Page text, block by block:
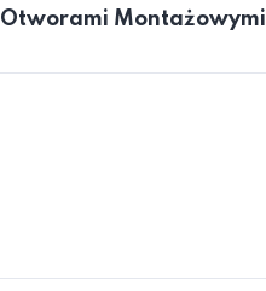
Otworami Montażowymi